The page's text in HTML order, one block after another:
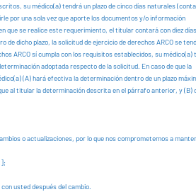
su médico(a) tendrá un plazo de cinco días naturales
por una sola vez que aporte los documentos y/o información
que se realice este requerimiento, el titular contará con diez días
dicho plazo, la solicitud de ejercicio de derechos ARCO se
ARCO sí cumpla con los requisitos establecidos, su médico(a)
adoptada respecto de la solicitud. En caso de que la
(A) hará efectiva la determinación dentro de un plazo
al titular la determinación descrita en el párrafo anterior, y (B)
o actualizaciones, por lo que nos comprometemos a
usted después del cambio.